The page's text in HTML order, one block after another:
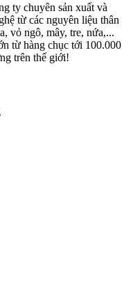
ty chuyên sản xuất và
từ các nguyên liệu thân
vỏ ngô, mây, tre, nứa,...
từ hàng chục tới 100.000
trên thế giới!